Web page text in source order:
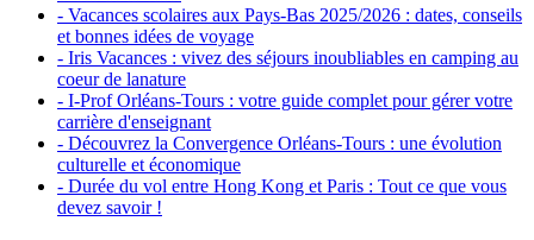
- Vacances scolaires aux Pays-Bas 2025/2026 : dates, conseils
et bonnes idées de voyage
- Iris Vacances : vivez des séjours inoubliables en camping au
coeur de lanature
- I-Prof Orléans-Tours : votre guide complet pour gérer votre
carrière d'enseignant
- Découvrez la Convergence Orléans-Tours : une évolution
culturelle et économique
- Durée du vol entre Hong Kong et Paris : Tout ce que vous
devez savoir !